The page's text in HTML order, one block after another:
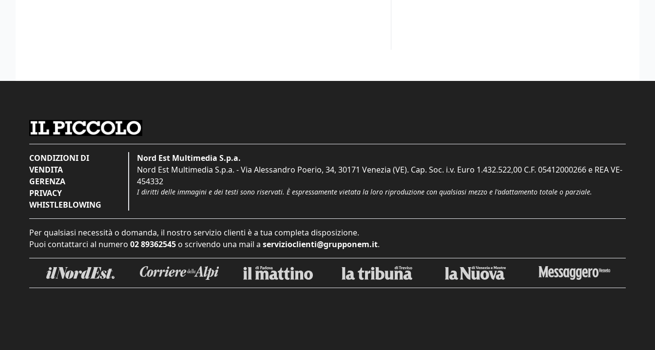
CONDIZIONI DI
VENDITA
GERENZA
PRIVACY
WHISTLEBLOWING
Nord Est Multimedia S.p.a.
Nord Est Multimedia S.p.a. - Via Alessandro Poerio, 34, 30171 Venezia (VE). Cap. Soc. i.v. Euro 1.432.522,00 C.F. 05412000266 e REA VE-
454332
I diritti delle immagini e dei testi sono riservati. È espressamente vietata la loro riproduzione con qualsiasi mezzo e l'adattamento totale o parziale.
Per qualsiasi necessità o domanda, il nostro servizio clienti è a tua completa disposizione.
Puoi contattarci al numero 02 89362545 o scrivendo una mail a servizioclienti@grupponem.it.